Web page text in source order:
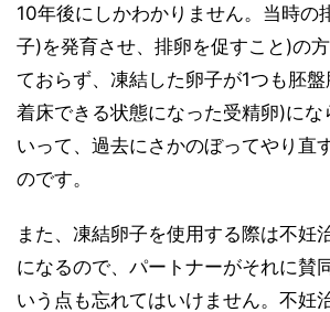
10年後にしかわかりません。当時の
子)を発育させ、排卵を促すこと)の
ておらず、凍結した卵子が1つも胚
着床できる状態になった受精卵)にな
いって、過去にさかのぼってやり直
のです。
また、凍結卵子を使用する際は不妊
になるので、パートナーがそれに賛
いう点も忘れてはいけません。不妊